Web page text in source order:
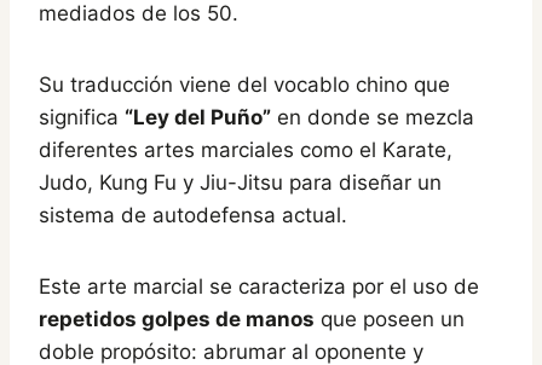
mediados de los 50.
Su traducción viene del vocablo chino que
significa “Ley del Puño” en donde se mezcla
diferentes artes marciales como el Karate,
Judo, Kung Fu y Jiu-Jitsu para diseñar un
sistema de autodefensa actual.
Este arte marcial se caracteriza por el uso de
repetidos golpes de manos que poseen un
doble propósito: abrumar al oponente y